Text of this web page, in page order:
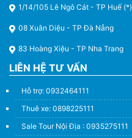
1/14/105 Lê Ngô Cát - TP Huế (*)
08 Xuân Diệu - TP Đà Nẵng
83 Hoàng Xiệu - TP Nha Trang
LIÊN HỆ TƯ VẤN
Hỗ trợ: 0932464111
Thuê xe: 0898225111
Sale Tour Nội Địa : 0935275111